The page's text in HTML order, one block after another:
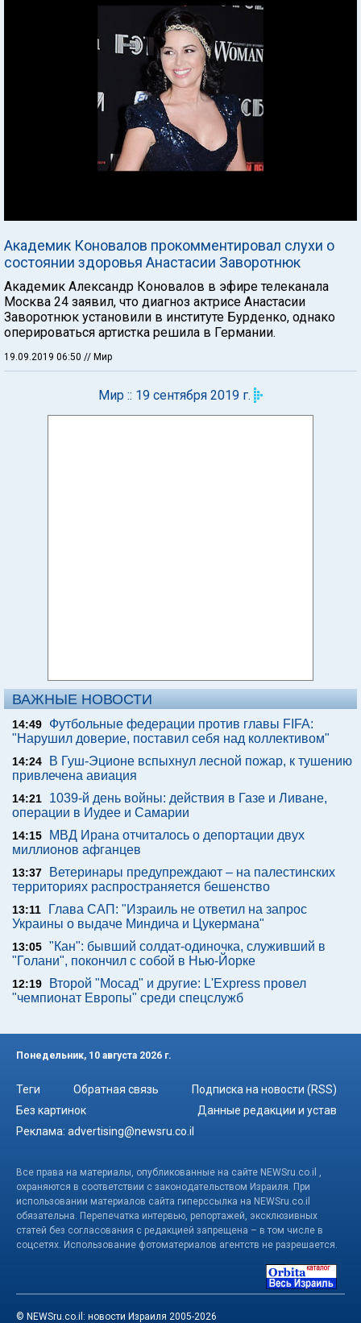
Академик Коновалов прокомментировал слухи о
состоянии здоровья Анастасии Заворотнюк
Академик Александр Коновалов в эфире телеканала
Москва 24 заявил, что диагноз актрисе Анастасии
Заворотнюк установили в институте Бурденко, однако
оперироваться артистка решила в Германии.
19.09.2019 06:50 // Мир
Мир :: 19 сентября 2019 г.
ВАЖНЫЕ НОВОСТИ
14:49
Футбольные федерации против главы FIFA:
"Нарушил доверие, поставил себя над коллективом"
14:24
В Гуш-Эционе вспыхнул лесной пожар, к тушению
привлечена авиация
14:21
1039-й день войны: действия в Газе и Ливане,
операции в Иудее и Самарии
14:15
МВД Ирана отчиталось о депортации двух
миллионов афганцев
13:37
Ветеринары предупреждают – на палестинских
территориях распространяется бешенство
13:11
Глава САП: "Израиль не ответил на запрос
Украины о выдаче Миндича и Цукермана"
13:05 "Кан": бывший солдат-одиночка, служивший в
"Голани", покончил с собой в Нью-Йорке
12:19
Второй "Мосад" и другие: L'Express провел
"чемпионат Европы" среди спецслужб
Понедельник, 10 августа 2026 г.
Теги Обратная связь
Подписка на новости (RSS)
Без картинок
Данные редакции и устав
Реклама: advertising@newsru.co.il
Все права на материалы, опубликованные на сайте NEWSru.co.il ,
охраняются в соответствии с законодательством Израиля. При
использовании материалов сайта гиперссылка на NEWSru.co.il
обязательна. Перепечатка интервью, репортажей, эксклюзивных
статей без согласования с редакцией запрещена – в том числе в
соцсетях. Использование фотоматериалов агентств не разрешается.
© NEWSru.co.il: новости Израиля 2005-2026